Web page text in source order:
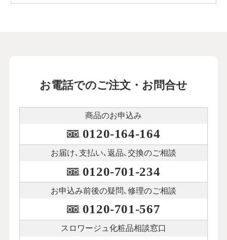
お電話でのご注文・お問合せ
商品のお申込み
0120-164-164
お届け､支払い､ 返品､交換のご相談
0120-701-234
お申込み前後の疑問､修理のご相談
0120-701-567
スロワージュ化粧品相談窓口